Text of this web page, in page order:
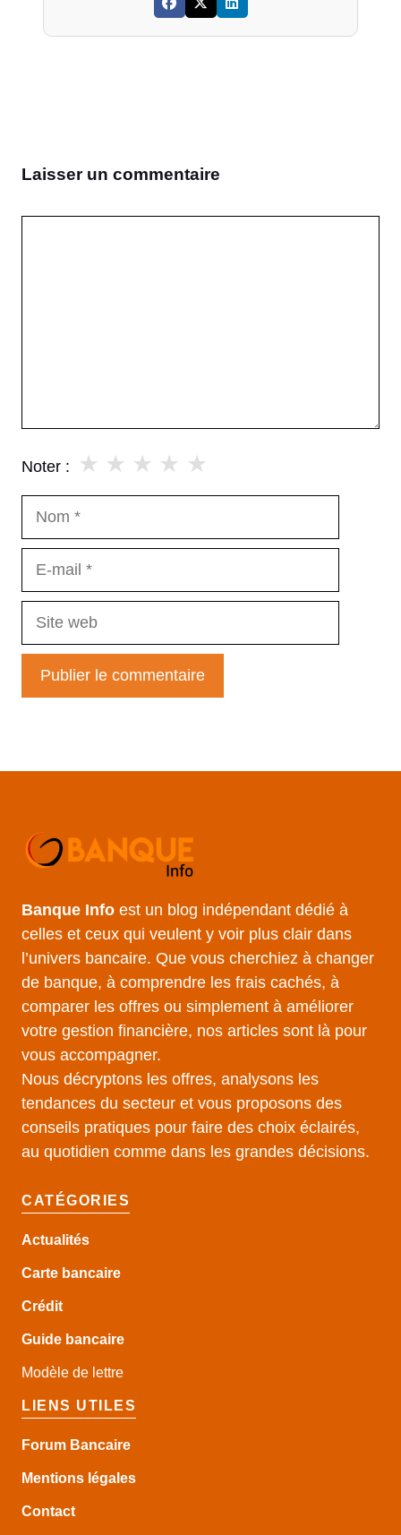
Laisser un commentaire
Noter : ★
★
★
★
★
Site
Banque Info est un blog indépendant dédié à
celles et ceux qui veulent y voir plus clair dans
l’univers bancaire. Que vous cherchiez à changer
de banque, à comprendre les frais cachés, à
comparer les offres ou simplement à améliorer
votre gestion financière, nos articles sont là pour
vous accompagner.
Nous décryptons les offres, analysons les
tendances du secteur et vous proposons des
conseils pratiques pour faire des choix éclairés,
au quotidien comme dans les grandes décisions.
CATÉGORIES
Actualités
Carte bancaire
Crédit
Guide bancaire
Modèle de lettre
LIENS UTILES
Forum Bancaire
Mentions légales
Contact